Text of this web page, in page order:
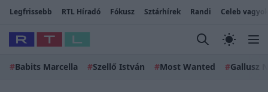
Legfrissebb RTL Híradó Fókusz Sztárhírek Randi Celeb
#Babits Marcella #Szellő István #Most Wanted #Gallusz